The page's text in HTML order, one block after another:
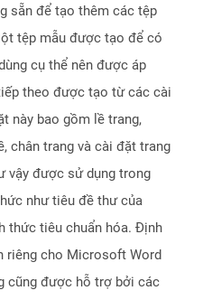
sẵn để tạo thêm các tệp
tệp mẫu được tạo để có
cụ thể nên được áp
theo được tạo từ các cài
này bao gồm lề trang,
chân trang và cài đặt trang
vậy được sử dụng trong
như tiêu đề thư của
thức tiêu chuẩn hóa. Định
riêng cho Microsoft Word
cũng được hỗ trợ bởi các